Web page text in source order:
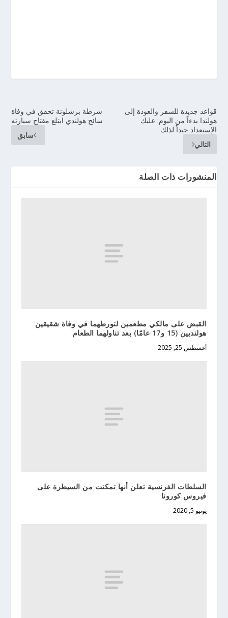
شرطة برشلونة تحقق في وفاة
سائح هولندي ابتلع مفتاح سيارته
سابق
قواعد جديدة للسفر والعودة إلى
هولندا بدءاً من اليوم: عليك
الإستعداد جيداً لذلك
التالي
المنشورات ذات الصلة
القبض على مالكي مطعمين لتورطهما في وفاة شقيقين
هولنديين (15 و17 عامًا) بعد تناولهما الطعام
أغسطس 25, 2025
السلطات الفرنسية تعلن أنها تمكنت من السيطرة على
فيروس كورونا
يونيو 5, 2020